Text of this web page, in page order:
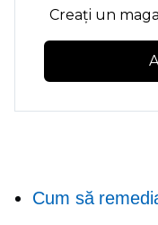
Creați un
Cum să